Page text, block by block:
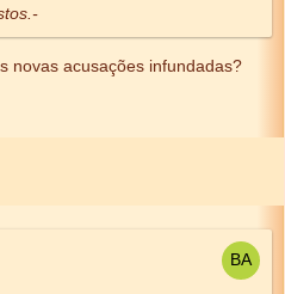
novas acusações infundadas?